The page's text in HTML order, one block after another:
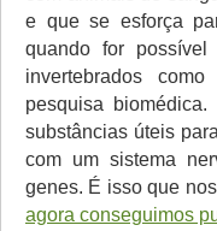
e que se esforça
quando for
invertebrados
pesquisa
substâncias úteis
com um sistema
genes. É isso que
agora conseguimos